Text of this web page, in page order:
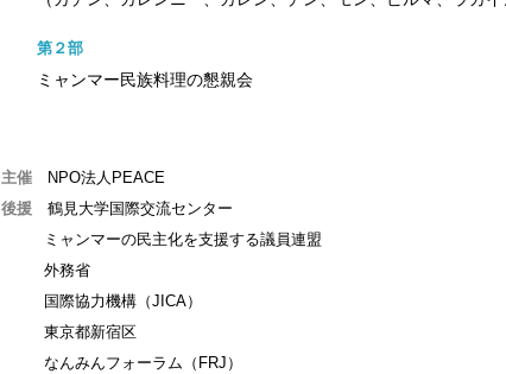
第２部
ミャンマー民族料理の懇親会
主催
NPO法人PEACE
後援 鶴見大学国際交流センター
ミャンマーの民主化を支援する議員連盟
外務省
国際協力機構（JICA）
東京都新宿区
なんみんフォーラム（FRJ）